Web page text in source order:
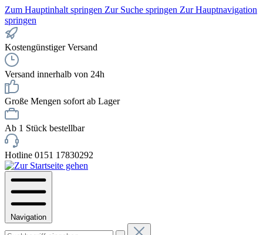
Zum Hauptinhalt springen Zur Suche springen Zur Hauptnavigation
springen
Kostengünstiger Versand
Versand innerhalb von 24h
Große Mengen sofort ab Lager
Ab 1 Stück bestellbar
Hotline 0151 17830292
Navigation